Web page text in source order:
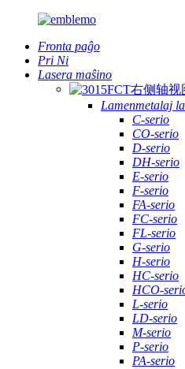
Fronta paĝo
Pri Ni
Lasera maŝino
Lamenmetalaj
C-serio
CO-serio
D-serio
DH-serio
E-serio
F-serio
FA-serio
FC-serio
FL-serio
G-serio
H-serio
HC-serio
HCO-
L-serio
LD-serio
M-serio
P-serio
PA-serio